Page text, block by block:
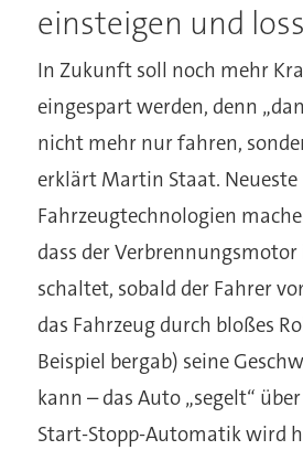
einsteigen und
In Zukunft soll noch mehr
eingespart werden, denn
nicht mehr nur fahren,
erklärt Martin Staat. Neueste
Fahrzeugtechnologien
dass der
schaltet, sobald der Fahrer
das Fahrzeug durch bloßes
Beispiel bergab) seine
kann – das Auto „segelt“
Start-Stopp-Automatik wird